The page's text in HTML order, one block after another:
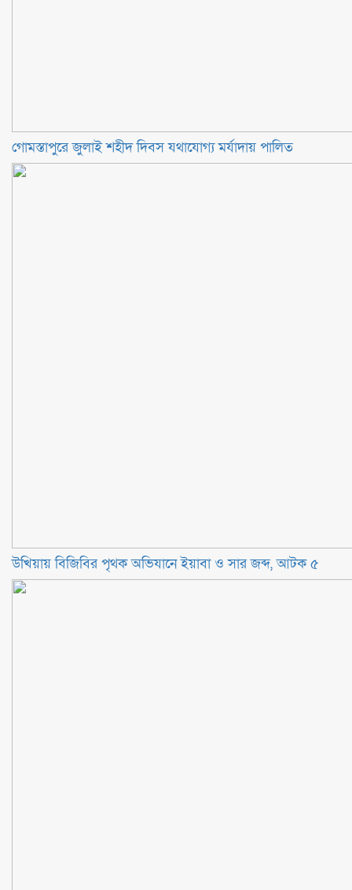
গোমস্তাপুরে জুলাই শহীদ দিবস যথাযোগ্য মর্যাদায় পালিত
উখিয়ায় বিজিবির পৃথক অভিযানে ইয়াবা ও সার জব্দ, আটক ৫